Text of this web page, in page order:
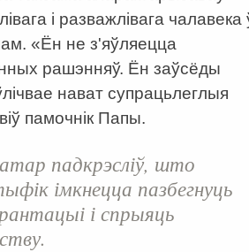
і разважлівага чалавека
«Ён не з'яўляецца
рашэнняў. Ён заўсёды
нават супрацьлеглыя
памочнік Папы.
падкрэсліў, што
імкнецца пазбегнуць
і спрыяць